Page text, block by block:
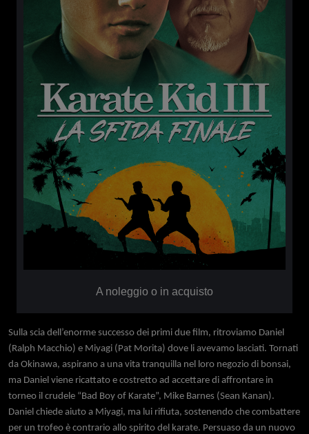
A noleggio o in acquisto
Sulla scia dell’enorme successo dei primi due film, ritroviamo Daniel
(Ralph Macchio) e Miyagi (Pat Morita) dove li avevamo lasciati. Tornati
da Okinawa, aspirano a una vita tranquilla nel loro negozio di bonsai,
ma Daniel viene ricattato e costretto ad accettare di affrontare in
torneo il crudele “Bad Boy of Karate”, Mike Barnes (Sean Kanan).
Daniel chiede aiuto a Miyagi, ma lui rifiuta, sostenendo che combattere
per un trofeo è contrario allo spirito del karate. Persuaso da un nuovo